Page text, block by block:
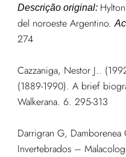
Descrição original:
del noroeste Argentino.
274
Cazzaniga, Nestor J..
(1889-1990). A brief
Walkerana. 6. 295-313
Darrigran G,
Invertebrados –